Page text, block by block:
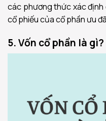
các phương thức xác
cổ phiếu của cổ phần ưu
5. Vốn cổ phần là gì?